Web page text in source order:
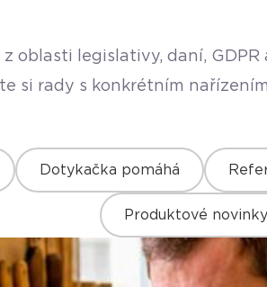
oblasti legislativy, daní,
si rady s konkrétním
Dotykačka pomáhá
Produktové novinky